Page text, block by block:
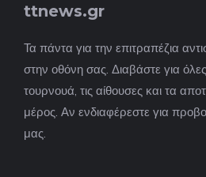
ttnews.gr
Τα πάντα για την επιτραπέζια
στην οθόνη σας. Διαβάστε για
τουρνουά, τις αίθουσες και τα
μέρος. Αν ενδιαφέρεστε για
μας.